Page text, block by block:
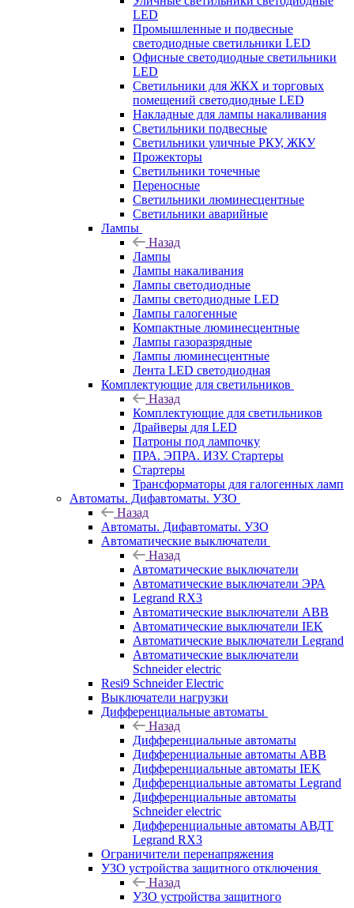
LED
Промышленные и подвесные
светодиодные светильники LED
Офисные светодиодные светильники
LED
Светильники для ЖКХ и торговых
помещений светодиодные LED
Накладные для лампы накаливания
Светильники подвесные
Светильники уличные РКУ, ЖКУ
Прожекторы
Cветильники точечные
Переносные
Светильники люминесцентные
Светильники аварийные
Лампы
Назад
Лампы
Лампы накаливания
Лампы светодиодные
Лампы светодиодные LED
Лампы галогенные
Компактные люминесцентные
Лампы газоразрядные
Лампы люминесцентные
Лента LED светодиодная
Комплектующие для светильников
Назад
Комплектующие для светильников
Драйверы для LED
Патроны под лампочку
ПРА. ЭПРА. ИЗУ. Стартеры
Стартеры
Трансформаторы для галогенных ламп
Автоматы. Дифавтоматы. УЗО
Назад
Автоматы. Дифавтоматы. УЗО
Автоматические выключатели
Назад
Автоматические выключатели
Автоматические выключатели ЭРА
Legrand RX3
Автоматические выключатели ABB
Автоматические выключатели IEK
Автоматические выключатели Legrand
Автоматические выключатели
Schneider electric
Resi9 Schneider Electric
Выключатели нагрузки
Дифференциальные автоматы
Назад
Дифференциальные автоматы
Дифференциальные автоматы ABB
Дифференциальные автоматы IEK
Дифференциальные автоматы Legrand
Дифференциальные автоматы
Schneider electric
Дифференциальные автоматы АВДТ
Legrand RX3
Ограничители перенапряжения
УЗО устройства защитного отключения
Назад
УЗО устройства защитного